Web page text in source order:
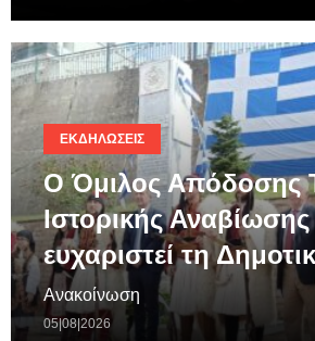
ΕΚΔΗΛΏΣΕΙΣ
Ο Όμιλος Απόδοσης
Ιστορικής
ευχαριστεί τη
Ανακοίνωση
05|08|2026